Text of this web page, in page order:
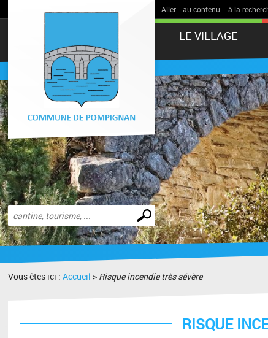
Aller : au contenu - à la
LE VILLAGE
Effectuer
une
recherche
Vous êtes ici :Accueil > Risque incendie très sévère
RISQUE